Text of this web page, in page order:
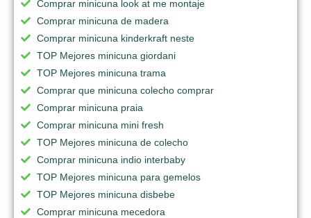
Comprar minicuna look at me montaje
Comprar minicuna de madera
Comprar minicuna kinderkraft neste
TOP Mejores minicuna giordani
TOP Mejores minicuna trama
Comprar que minicuna colecho comprar
Comprar minicuna praia
Comprar minicuna mini fresh
TOP Mejores minicuna de colecho
Comprar minicuna indio interbaby
TOP Mejores minicuna para gemelos
TOP Mejores minicuna disbebe
Comprar minicuna mecedora